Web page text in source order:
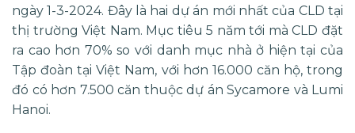
ngày 1-3-2024. Đây là hai dự án mới nhất của CLD tại
thị trường Việt Nam. Mục tiêu 5 năm tới mà CLD đặt
ra cao hơn 70% so với danh mục nhà ở hiện tại của
Tập đoàn tại Việt Nam, với hơn 16.000 căn hộ, trong
đó có hơn 7.500 căn thuộc dự án Sycamore và Lumi
Hanoi.